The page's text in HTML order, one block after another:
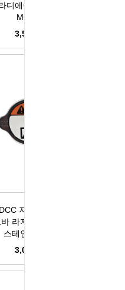
씨그날
동차엠블럼
동차범퍼몰딩
번호판.볼트
안개등
씨그날
디에이터캡 25330C7000
MOBIS
3,500원
자동차 라디에이터캡
라지에이터캡 국내생산
스테인레스 철
3,000원